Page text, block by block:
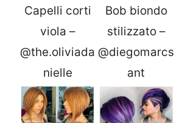
Capelli corti
viola –
@the.oliviada
nielle
Bob biondo
stilizzato –
@diegomarcs
ant